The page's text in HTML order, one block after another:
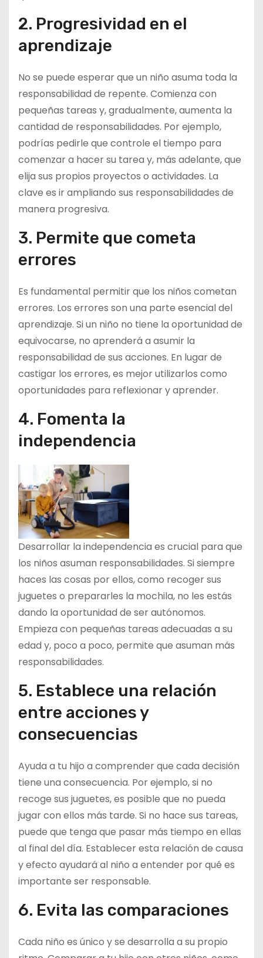
2. Progresividad en el
aprendizaje
No se puede esperar que un niño asuma toda la
responsabilidad de repente. Comienza con
pequeñas tareas y, gradualmente, aumenta la
cantidad de responsabilidades. Por ejemplo,
podrías pedirle que controle el tiempo para
comenzar a hacer su tarea y, más adelante, que
elija sus propios proyectos o actividades. La
clave es ir ampliando sus responsabilidades de
manera progresiva.
3. Permite que cometa
errores
Es fundamental permitir que los niños cometan
errores. Los errores son una parte esencial del
aprendizaje. Si un niño no tiene la oportunidad de
equivocarse, no aprenderá a asumir la
responsabilidad de sus acciones. En lugar de
castigar los errores, es mejor utilizarlos como
oportunidades para reflexionar y aprender.
4. Fomenta la
independencia
Desarrollar la independencia es crucial para que
los niños asuman responsabilidades. Si siempre
haces las cosas por ellos, como recoger sus
juguetes o prepararles la mochila, no les estás
dando la oportunidad de ser autónomos.
Empieza con pequeñas tareas adecuadas a su
edad y, poco a poco, permite que asuman más
responsabilidades.
5. Establece una relación
entre acciones y
consecuencias
Ayuda a tu hijo a comprender que cada decisión
tiene una consecuencia. Por ejemplo, si no
recoge sus juguetes, es posible que no pueda
jugar con ellos más tarde. Si no hace sus tareas,
puede que tenga que pasar más tiempo en ellas
al final del día. Establecer esta relación de causa
y efecto ayudará al niño a entender por qué es
importante ser responsable.
6. Evita las comparaciones
Cada niño es único y se desarrolla a su propio